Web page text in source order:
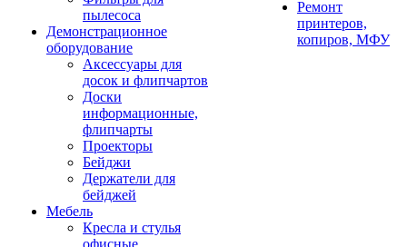
пылесоса
Демонстрационное
оборудование
Аксессуары для
досок и флипчартов
Доски
информационные,
флипчарты
Проекторы
Бейджи
Держатели для
бейджей
Мебель
Кресла и стулья
офисные
Ремонт
принтеров,
копиров, МФУ